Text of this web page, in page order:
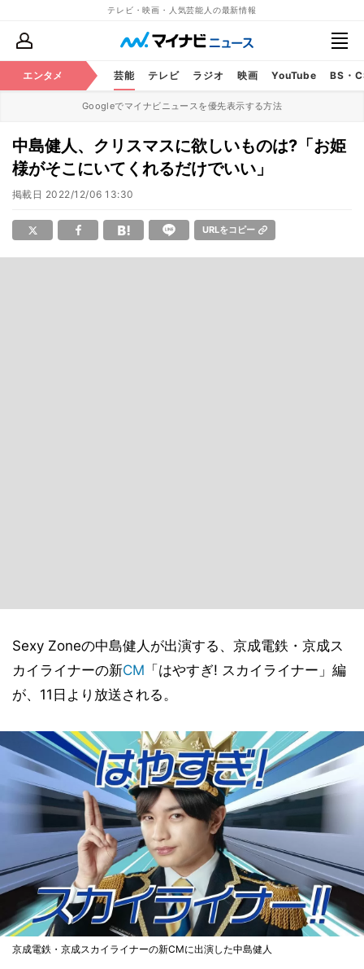
テレビ・映画・人気芸能人の最新情報
エンタメ 芸能 テレビ ラジオ 映画 YouTube BS・
Googleでマイナビニュースを優先表示する方法
中島健人、クリスマスに欲しいものは?「お姫
様がそこにいてくれるだけでいい」
掲載日 2022/12/06 13:30
URLをコピー
Sexy Zoneの中島健人が出演する、京成電鉄・京成ス
カイライナーの新CM 「はやすぎ! スカイライナー」編
が、11日より放送される。
京成電鉄・京成スカイライナーの新CMに出演した中島健人